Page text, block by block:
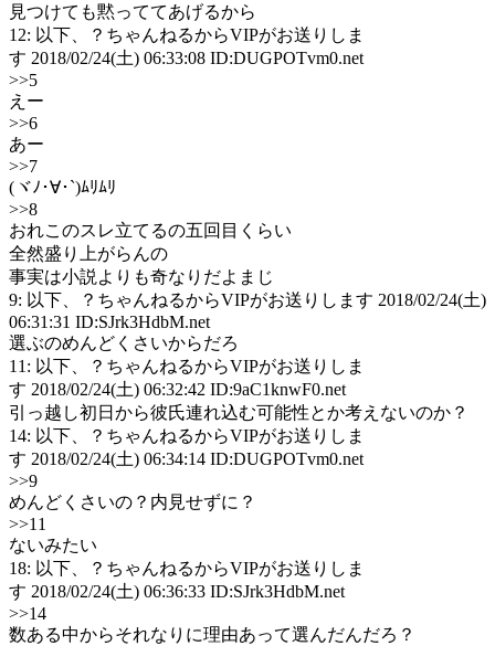
見つけても黙っててあげるから
12: 以下、？ちゃんねるからVIPがお送りしま
す 2018/02/24(土) 06:33:08 ID:DUGPOTvm0.net
>>5
えー
>>6
あー
>>7
(ヾﾉ･∀･`)ﾑﾘﾑﾘ
>>8
おれこのスレ立てるの五回目くらい
全然盛り上がらんの
事実は小説よりも奇なりだよまじ
9: 以下、？ちゃんねるからVIPがお送りします 2018/02/24(土)
06:31:31 ID:SJrk3HdbM.net
選ぶのめんどくさいからだろ
11: 以下、？ちゃんねるからVIPがお送りしま
す 2018/02/24(土) 06:32:42 ID:9aC1knwF0.net
引っ越し初日から彼氏連れ込む可能性とか考えないのか？
14: 以下、？ちゃんねるからVIPがお送りしま
す 2018/02/24(土) 06:34:14 ID:DUGPOTvm0.net
>>9
めんどくさいの？内見せずに？
>>11
ないみたい
18: 以下、？ちゃんねるからVIPがお送りしま
す 2018/02/24(土) 06:36:33 ID:SJrk3HdbM.net
>>14
数ある中からそれなりに理由あって選んだんだろ？